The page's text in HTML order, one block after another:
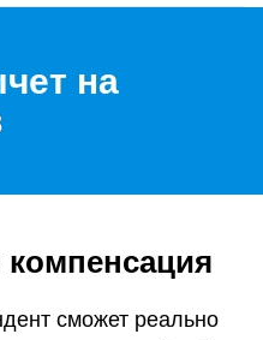
на
компенсация
сможет реально